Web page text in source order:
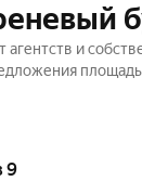
и
9